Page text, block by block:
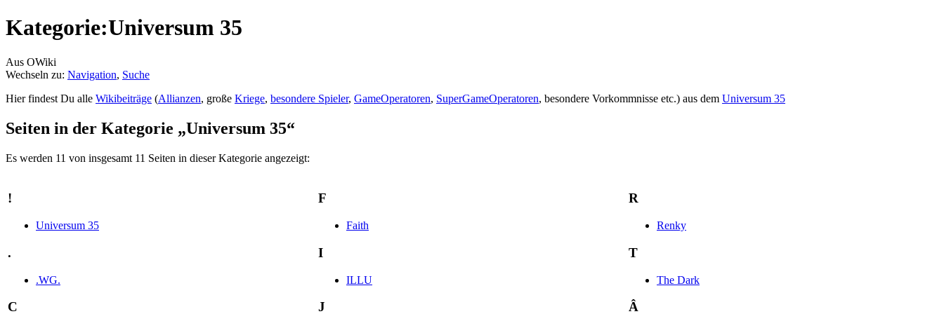
Kategorie:Universum 35
Aus OWiki
Wechseln zu: Navigation, Suche
Hier findest Du alle Wikibeiträge (Allianzen, große Kriege, besondere Spieler, GameOperatoren, SuperGameOperatoren, besondere Vorkommnisse etc.) aus dem Universum 35
Seiten in der Kategorie „Universum 35“
Es werden 11 von insgesamt 11 Seiten in dieser Kategorie angezeigt:
!
Universum 35
.
.WG.
C
F
Faith
I
ILLU
J
R
Renky
T
The Dark
Â